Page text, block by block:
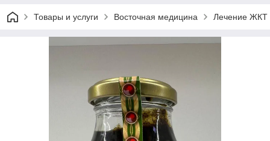
Товары и услуги Восточная медицина Лечение ЖКТ